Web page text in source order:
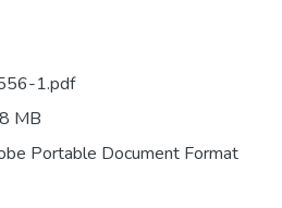
1.pdf
MB
Portable Document Format